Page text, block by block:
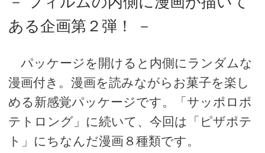
ある企画第２弾！ －
パッケージを開けると内側にランダムな
漫画付き。漫画を読みながらお菓子を楽し
める新感覚パッケージです。「サッポロポ
テトロング」に続いて、今回は「ピザポテ
ト」にちなんだ漫画８種類です。